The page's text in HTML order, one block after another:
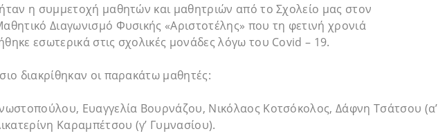
η συμμετοχή μαθητών και μαθητριών από το Σχολείο μας στον
Διαγωνισμό Φυσικής «Αριστοτέλης» που τη φετινή χρονιά
εσωτερικά στις σχολικές μονάδες λόγω του Covid – 19.
διακρίθηκαν οι παρακάτω μαθητές:
Ευαγγελία Βουρνάζου, Νικόλαος Κοτσόκολος, Δάφνη Τσάτσου (α’
Καραμπέτσου (γ’ Γυμνασίου).